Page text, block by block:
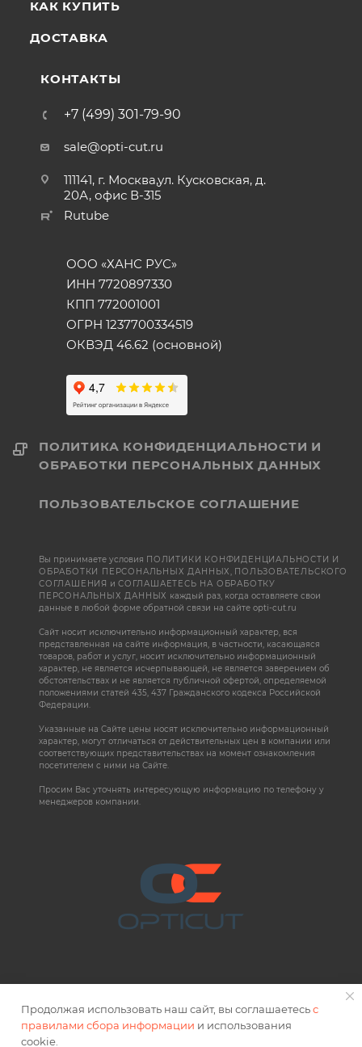
КАК КУПИТЬ
ДОСТАВКА
КОНТАКТЫ
+7 (499) 301-79-90
sale@opti-cut.ru
111141, г. Москва,ул. Кусковская, д.
20А, офис В-315
Rutube
ООО «ХАНС РУС»
ИНН 7720897330
КПП 772001001
ОГРН 1237700334519
ОКВЭД 46.62 (основной)
ПОЛИТИКА КОНФИДЕНЦИАЛЬНОСТИ И
ОБРАБОТКИ ПЕРСОНАЛЬНЫХ ДАННЫХ
ПОЛЬЗОВАТЕЛЬСКОЕ СОГЛАШЕНИЕ
Вы принимаете условия ПОЛИТИКИ КОНФИДЕНЦИАЛЬНОСТИ И
ОБРАБОТКИ ПЕРСОНАЛЬНЫХ ДАННЫХ, ПОЛЬЗОВАТЕЛЬСКОГО
СОГЛАШЕНИЯ иСОГЛАШАЕТЕСЬ НА ОБРАБОТКУ
ПЕРСОНАЛЬНЫХ ДАННЫХ каждый раз, когда оставляете свои
данные в любой форме обратной связи на сайте opti-cut.ru
Сайт носит исключительно информационный характер, вся
представленная на сайте информация, в частности, касающаяся
товаров, работ и услуг, носит исключительно информационный
характер, не является исчерпывающей, не является заверением об
обстоятельствах и не является публичной офертой, определяемой
положениями статей 435, 437 Гражданского кодекса Российской
Федерации.
Указанные на Сайте цены носят исключительно информационный
характер, могут отличаться от действительных цен в компании или
соответствующих представительствах на момент ознакомления
посетителем с ними на Сайте.
Просим Вас уточнять интересующую информацию по телефону у
менеджеров компании.
2026 © OPTICUT
Продолжая использовать наш сайт, вы соглашаетесьс
правилами сбора информации и использования
cookie.